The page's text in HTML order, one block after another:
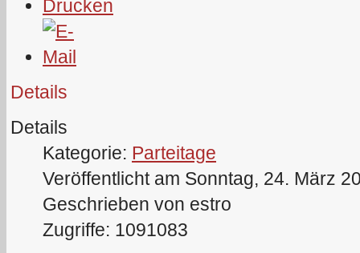
Details
Details
Kategorie: Parteitage
Veröffentlicht am Sonntag, 24. März
Geschrieben von estro
Zugriffe: 1091083